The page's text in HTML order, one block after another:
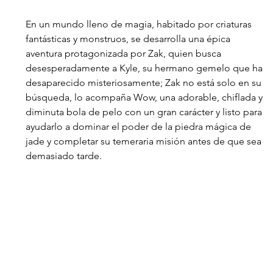
En un mundo lleno de magia, habitado por criaturas
fantásticas y monstruos, se desarrolla una épica
aventura protagonizada por Zak, quien busca
desesperadamente a Kyle, su hermano gemelo que ha
desaparecido misteriosamente; Zak no está solo en su
búsqueda, lo acompaña Wow, una adorable, chiflada y
diminuta bola de pelo con un gran carácter y listo para
ayudarlo a dominar el poder de la piedra mágica de
jade y completar su temeraria misión antes de que sea
demasiado tarde.